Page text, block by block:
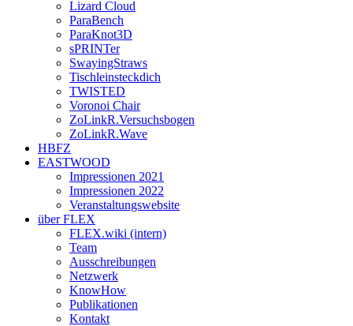
Lizard Cloud
ParaBench
ParaKnot3D
sPRINTer
SwayingStraws
Tischleinsteckdich
TWISTED
Voronoi Chair
ZoLinkR.Versuchsbogen
ZoLinkR.Wave
HBFZ
EASTWOOD
Impressionen 2021
Impressionen 2022
Veranstaltungswebsite
über FLEX
FLEX.wiki (intern)
Team
Ausschreibungen
Netzwerk
KnowHow
Publikationen
Kontakt